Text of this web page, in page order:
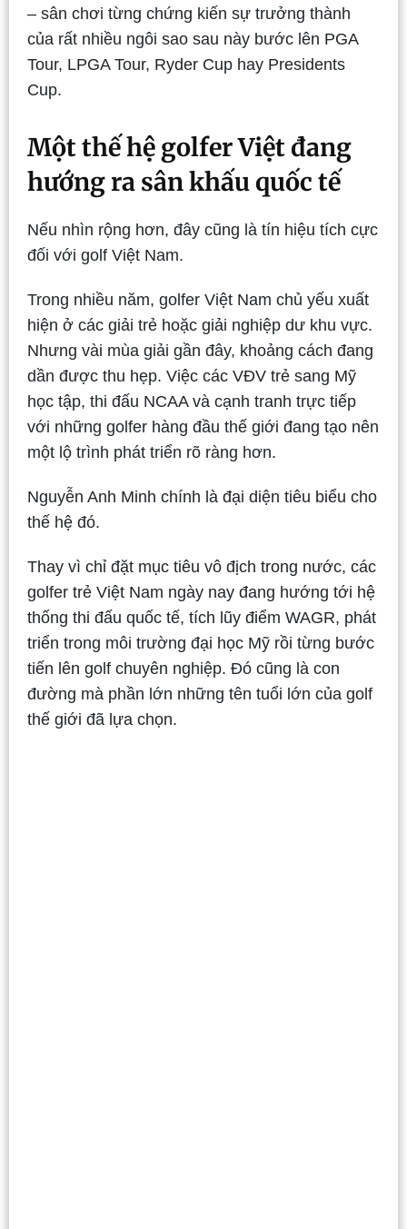
– sân chơi từng chứng kiến sự trưởng thành
của rất nhiều ngôi sao sau này bước lên PGA
Tour, LPGA Tour, Ryder Cup hay Presidents
Cup.
Một thế hệ golfer Việt đang
hướng ra sân khấu quốc tế
Nếu nhìn rộng hơn, đây cũng là tín hiệu tích cực
đối với golf Việt Nam.
Trong nhiều năm, golfer Việt Nam chủ yếu xuất
hiện ở các giải trẻ hoặc giải nghiệp dư khu vực.
Nhưng vài mùa giải gần đây, khoảng cách đang
dần được thu hẹp. Việc các VĐV trẻ sang Mỹ
học tập, thi đấu NCAA và cạnh tranh trực tiếp
với những golfer hàng đầu thế giới đang tạo nên
một lộ trình phát triển rõ ràng hơn.
Nguyễn Anh Minh chính là đại diện tiêu biểu cho
thế hệ đó.
Thay vì chỉ đặt mục tiêu vô địch trong nước, các
golfer trẻ Việt Nam ngày nay đang hướng tới hệ
thống thi đấu quốc tế, tích lũy điểm WAGR, phát
triển trong môi trường đại học Mỹ rồi từng bước
tiến lên golf chuyên nghiệp. Đó cũng là con
đường mà phần lớn những tên tuổi lớn của golf
thế giới đã lựa chọn.